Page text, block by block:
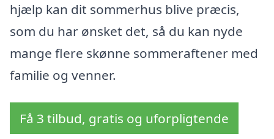
hjælp kan dit sommerhus blive præcis,
som du har ønsket det, så du kan nyde
mange flere skønne sommeraftener med
familie og venner.
Få 3 tilbud, gratis og uforpligtende